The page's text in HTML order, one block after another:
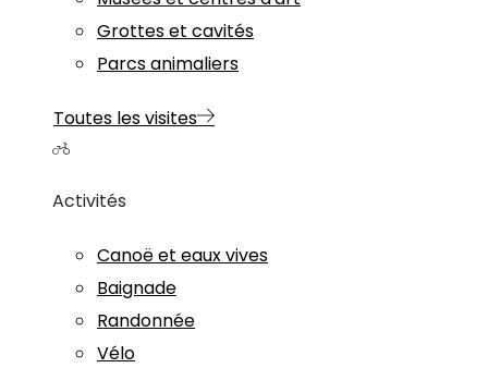
Grottes et cavités
Parcs animaliers
Toutes les visites
Activités
Canoë et eaux vives
Baignade
Randonnée
Vélo